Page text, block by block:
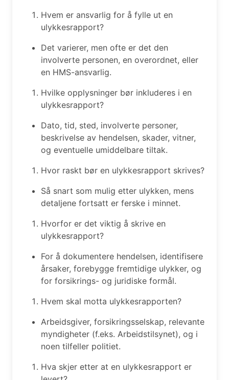
Hvem er ansvarlig for å fylle ut en
ulykkesrapport?
Det varierer, men ofte er det den
involverte personen, en overordnet, eller
en HMS-ansvarlig.
Hvilke opplysninger bør inkluderes i en
ulykkesrapport?
Dato, tid, sted, involverte personer,
beskrivelse av hendelsen, skader, vitner,
og eventuelle umiddelbare tiltak.
Hvor raskt bør en ulykkesrapport skrives?
Så snart som mulig etter ulykken, mens
detaljene fortsatt er ferske i minnet.
Hvorfor er det viktig å skrive en
ulykkesrapport?
For å dokumentere hendelsen, identifisere
årsaker, forebygge fremtidige ulykker, og
for forsikrings- og juridiske formål.
Hvem skal motta ulykkesrapporten?
Arbeidsgiver, forsikringsselskap, relevante
myndigheter (f.eks. Arbeidstilsynet), og i
noen tilfeller politiet.
Hva skjer etter at en ulykkesrapport er